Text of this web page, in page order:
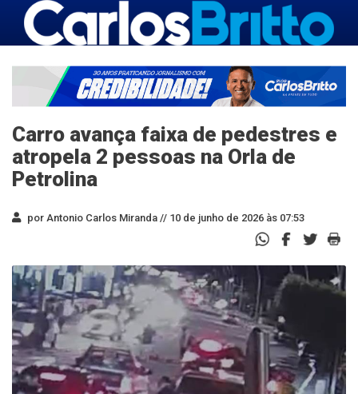
Carro avança faixa de pedestres e
atropela 2 pessoas na Orla de
Petrolina
por Antonio Carlos Miranda // 10 de junho de 2026 às 07:53